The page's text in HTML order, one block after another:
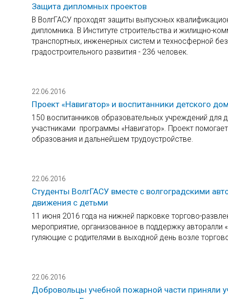
Защита дипломных проектов
В ВолгГАСУ проходят защиты выпускных
дипломника. В Институте строительства и жилищно-
транспортных, инженерных систем и техносферной
градостроительного развития - 236 человек.
22.06.2016
Проект «Навигатор» и воспитанники детского
150 воспитанников образовательных учреждений для
участниками программы «Навигатор». Проект
образования и дальнейшем трудоустройстве.
22.06.2016
Студенты ВолгГАСУ вместе с волгоградскими
движения с детьми
11 июня 2016 года на нижней парковке торгово-
мероприятие, организованное в поддержку авторалли
гуляющие с родителями в выходной день возле
22.06.2016
Добровольцы учебной пожарной части приняли